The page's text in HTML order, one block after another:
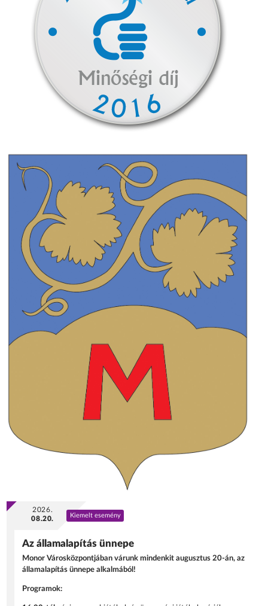
2026.
08.20.
Kiemelt esemény
Az államalapítás ünnepe
Monor Városközpontjában várunk mindenkit augusztus 20-án, az
államalapítás ünnepe alkalmából!
Programok: